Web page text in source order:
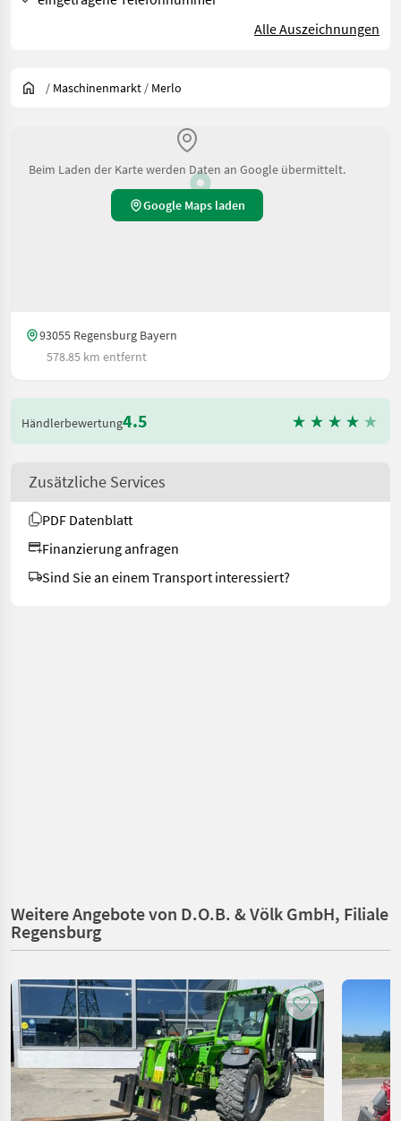
Alle Auszeichnungen
/ Maschinenmarkt / Merlo
Beim Laden der Karte werden Daten an Google übermittelt.
Google Maps laden
93055 Regensburg Bayern
578.85 km entfernt
Händlerbewertung4.5
Zusätzliche Services
PDF Datenblatt
Finanzierung anfragen
Sind Sie an einem Transport interessiert?
Weitere Angebote von D.O.B. & Völk GmbH, Filiale
Regensburg